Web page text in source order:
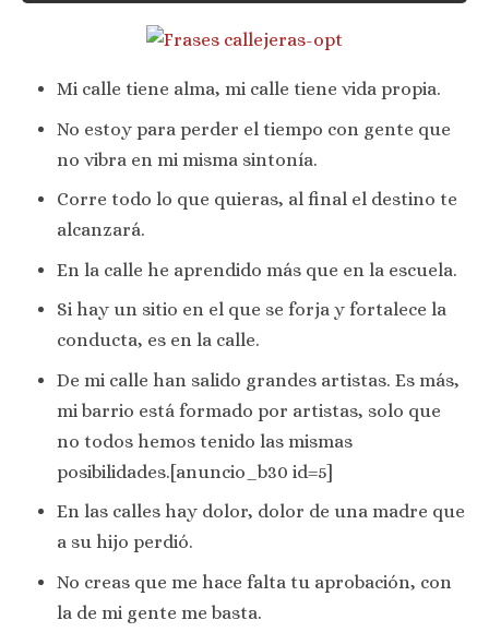
Mi calle tiene alma, mi calle tiene vida propia.
No estoy para perder el tiempo con gente que
no vibra en mi misma sintonía.
Corre todo lo que quieras, al final el destino te
alcanzará.
En la calle he aprendido más que en la escuela.
Si hay un sitio en el que se forja y fortalece la
conducta, es en la calle.
De mi calle han salido grandes artistas. Es más,
mi barrio está formado por artistas, solo que
no todos hemos tenido las mismas
posibilidades.[anuncio_b30 id=5]
En las calles hay dolor, dolor de una madre que
a su hijo perdió.
No creas que me hace falta tu aprobación, con
la de mi gente me basta.